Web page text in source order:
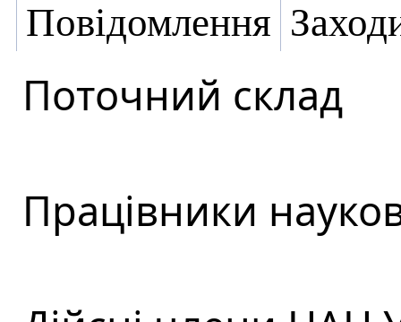
Повідомлення
Поточний склад
Працівники